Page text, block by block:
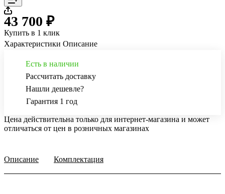
43 700 ₽
Купить в 1 клик
Характеристики Описание
Есть в наличии
Рассчитать доставку
Нашли дешевле?
Гарантия 1 год
Цена действительна только для интернет-магазина и может
отличаться от цен в розничных магазинах
Описание Комплектация